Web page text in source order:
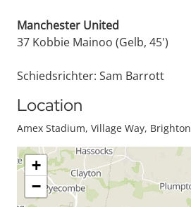
Manchester United
37 Kobbie Mainoo (Gelb, 45')
Schiedsrichter: Sam Barrott
Location
Amex Stadium, Village Way, Brighton
+
−